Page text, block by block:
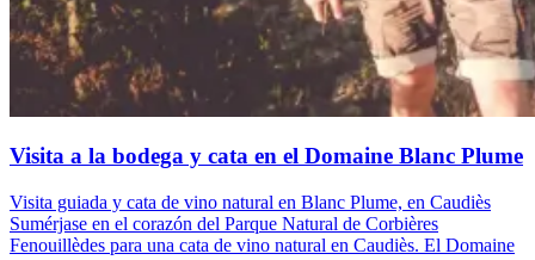
Visita a la bodega y cata en el Domaine Blanc Plume
Visita guiada y cata de vino natural en Blanc Plume, en Caudiès
Sumérjase en el corazón del Parque Natural de Corbières
Fenouillèdes para una cata de vino natural en Caudiès. El Domaine